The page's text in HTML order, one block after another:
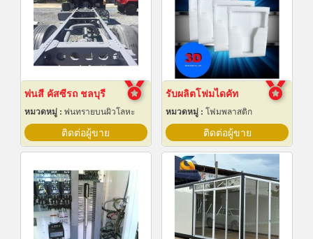
พ่นสี คัสซีรถ ชลบุรี
หมวดหมู่ : พ่นทรายบนผิวโลหะ
ติดต่อผู้ขาย
รับผลิตโฟมไดคัท
หมวดหมู่ : โฟมพลาสติก
ติดต่อผู้ขาย